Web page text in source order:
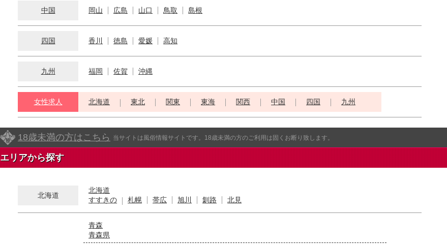
中国 岡山 広島 山口 鳥取 島根
四国 香川 徳島 愛媛 高知
九州 福岡 佐賀 沖縄
女性求人 北海道 東北 関東 東海 関西 中国 四国 九州
18歳未満の方はこちら 当サイトは風俗情報サイトです。18歳未満の方のご利用は固くお断り致します。
エリアから探す
北海道
北海道
すすきの
札幌 帯広 旭川 釧路 北見
青森
青森県